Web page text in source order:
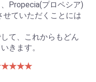
Propecia(プロペシア)
せていただくことには
て、これからもどん
きます。